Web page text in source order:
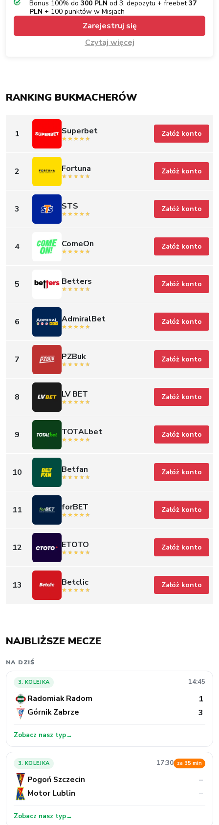
Bonus 100% do 300 PLN od 3. depozytu + freebet37
PLN + 100 punktów w Misjach
Zarejestruj się
Czytaj więcej
RANKING BUKMACHERÓW
1 Superbet Załóż konto
2 Fortuna Załóż konto
3 STS Załóż konto
4 ComeOn Załóż konto
5 Betters Załóż konto
6 AdmiralBet Załóż konto
7 PZBuk Załóż konto
8 LV BET Załóż konto
9 TOTALbet Załóż konto
10 Betfan Załóż konto
11 forBET Załóż konto
12 ETOTO Załóż konto
13 Betclic Załóż konto
NAJBLIŻSZE MECZE
NA DZIŚ
3. KOLEJKA 14:45
Radomiak Radom
1
Górnik Zabrze
3
Zobacz nasz typ→
3. KOLEJKA 17:30 za 35 min
Pogoń Szczecin
–
Motor Lublin
–
Zobacz nasz typ→